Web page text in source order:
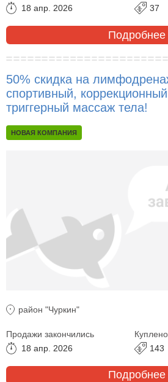
18 апр. 2026
37
Подробнее
50% скидка на
спортивный,
триггерный массаж тела!
НОВАЯ КОМПАНИЯ
район "Чуркин"
Продажи закончились
18 апр. 2026
Куплено
143
Подробнее